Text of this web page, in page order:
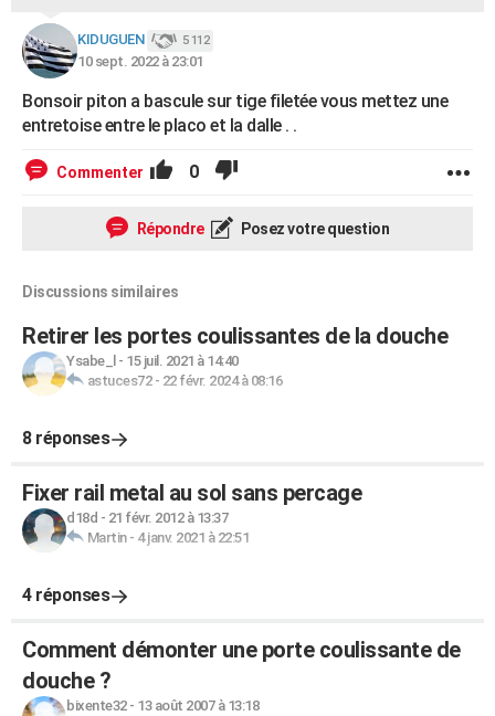
KIDUGUEN 5 112
10 sept. 2022 à 23:01
Bonsoir piton a bascule sur tige filetée vous mettez une
entretoise entre le placo et la dalle . .
Commenter 0
Répondre Posez votre question
Discussions similaires
Retirer les portes coulissantes de la douche
Ysabe_l - 15 juil. 2021 à 14:40
astuces72- 22 févr. 2024 à 08:16
8 réponses
Fixer rail metal au sol sans percage
d18d - 21 févr. 2012 à 13:37
Martin- 4 janv. 2021 à 22:51
4 réponses
Comment démonter une porte coulissante de
douche ?
bixente32- 13 août 2007 à 13:18